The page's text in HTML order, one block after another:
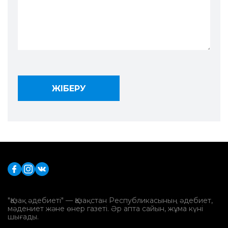
"Қазақ әдебиеті" — Қазақстан Республикасының әдебиет,
мәдениет және өнер газеті. Әр апта сайын, жұма күні
шығады.